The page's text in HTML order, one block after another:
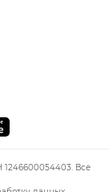
1246600054403. Все